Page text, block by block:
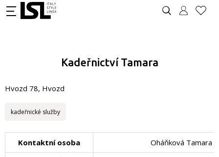
Kadeřnictví Tamara
Hvozd 78, Hvozd
kadeřnické služby
Kontaktní osoba Oháňková Tamara